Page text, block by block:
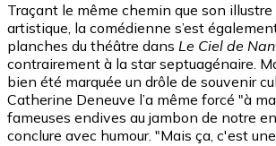
Traçant le même chemin que son illustre
artistique, la comédienne s’est
planches du théâtre dans Le Ciel de
contrairement à la star septuagénaire.
bien été marquée un drôle de souvenir
Catherine Deneuve l’a même forcé "à
fameuses endives au jambon de notre
conclure avec humour. "Mais ça, c'est